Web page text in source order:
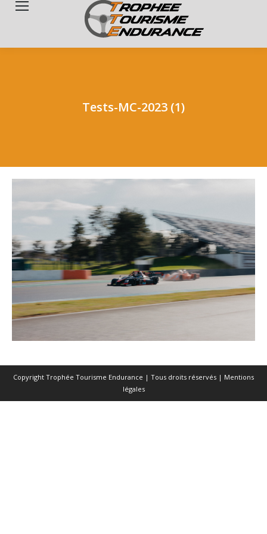
Tests-MC-2023 (1)
Copyright Trophée Tourisme Endurance | Tous droits réservés | Mentions
légales